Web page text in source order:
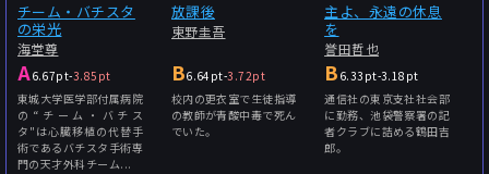
チーム・バチスタ
の栄光
海堂尊
A6.67pt-3.85pt
東城大学医学部付属病院
の“チーム・バチス
タ"は心臓移植の代替手
術であるバチスタ手術専
門の天才外科チーム...
放課後
東野圭吾
B6.64pt-3.72pt
校内の更衣室で生徒指導
の教師が青酸中毒で死ん
でいた。
主よ、永遠の休息
を
誉田哲也
B 6.33pt-3.18pt
通信社の東京支社社会部
に勤務、池袋警察署の記
者クラブに詰める鶴田吉
郎。